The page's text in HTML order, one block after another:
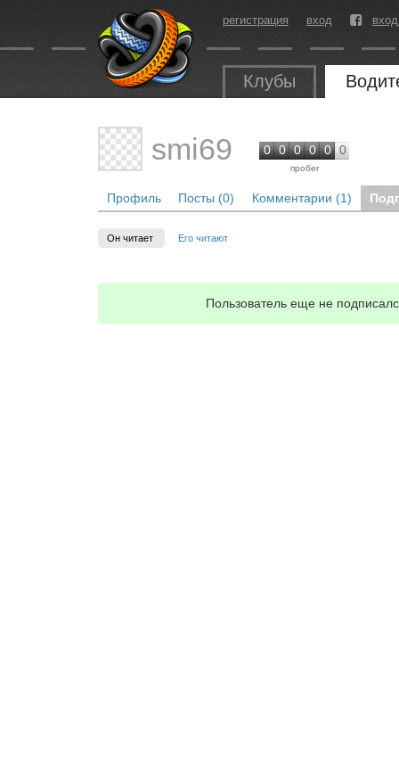
регистрация вход
Клубы
smi69 0 0 0 0 0 0
пробег
Профиль Посты (0) Комментарии (1)
Он читает Его читают
Пользователь еще не